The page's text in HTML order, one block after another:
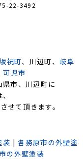
22-3492
坂祝町、川辺町、 岐阜
可児市
市、川辺町に
せて頂きます。
装 |各務原市の外壁塗
の外壁塗装